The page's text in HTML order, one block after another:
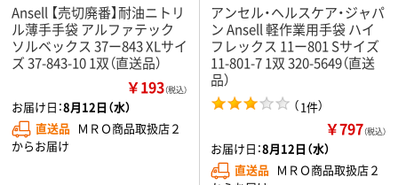
Ansell 【売切廃番】耐油ニトリ
ル薄手手袋 アルファテック
ソルベックス 37ー843 XLサイ
ズ 37-843-10 1双（直送品）
￥193（税込）
お届け日：8月12日（水）
直送品 ＭＲＯ商品取扱店２
からお届け
アンセル・ヘルスケア・ジャパ
ン Ansell 軽作業用手袋 ハイ
フレックス 11ー801 Sサイズ
11-801-7 1双 320-5649（直送
品）
（1件）
￥797（税込）
お届け日：8月12日（水）
直送品 ＭＲＯ商品取扱店２